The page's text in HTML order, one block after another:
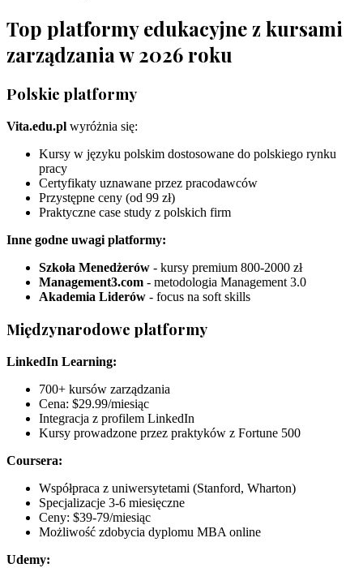
Top platformy edukacyjne z kursami
zarządzania w 2026 roku
Polskie platformy
Vita.edu.pl wyróżnia się:
Kursy w języku polskim dostosowane do polskiego rynku
pracy
Certyfikaty uznawane przez pracodawców
Przystępne ceny (od 99 zł)
Praktyczne case study z polskich firm
Inne godne uwagi platformy:
Szkoła Menedżerów - kursy premium 800-2000 zł
Management3.com - metodologia Management 3.0
Akademia Liderów - focus na soft skills
Międzynarodowe platformy
LinkedIn Learning:
700+ kursów zarządzania
Cena: $29.99/miesiąc
Integracja z profilem LinkedIn
Kursy prowadzone przez praktyków z Fortune 500
Coursera:
Współpraca z uniwersytetami (Stanford, Wharton)
Specjalizacje 3-6 miesięczne
Ceny: $39-79/miesiąc
Możliwość zdobycia dyplomu MBA online
Udemy: